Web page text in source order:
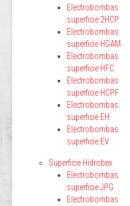
Electrobombas
superficie 2HCP
Electrobombas
superficie HGAM
Electrobombas
superficie HFC
Electrobombas
superficie HCPF
Electrobombas
superficie EH
Electrobombas
superficie EV
Superficie Hidrobex
Electrobombas
superficie JPG
Electrobombas